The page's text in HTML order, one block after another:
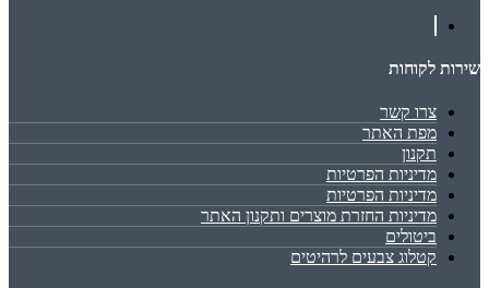
שירות לקוחות
צרו קשר
מפת האתר
תקנון
מדיניות הפרטיות
מדיניות הפרטיות
מדיניות החזרת מוצרים ותקנון האתר
ביטולים
קטלוג צבעים לרהיטים